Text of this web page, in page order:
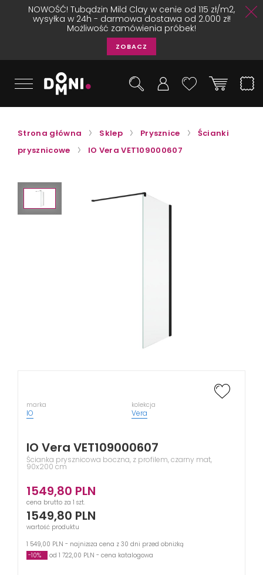
NOWOŚĆ! Tubądzin Mild Clay w cenie od 115 zł/m2,
wysyłka w 24h - darmowa dostawa od 2.000 zł!
Możliwość zamówienia próbek!
ZOBACZ
Strona główna Sklep Prysznice
Ścianki
prysznicowe
IO Vera VET109000607
marka
IO
kolekcja
Vera
IO Vera VET109000607
Ścianka prysznicowa boczna, z profilem, czarny mat,
90x200 cm
1549,80 PLN
cena brutto za 1 szt.
1549,80 PLN
wartość produktu
1 549,00 PLN - najniższa cena z 30 dni przed obniżką
-10%
od 1 722,00 PLN - cena katalogowa